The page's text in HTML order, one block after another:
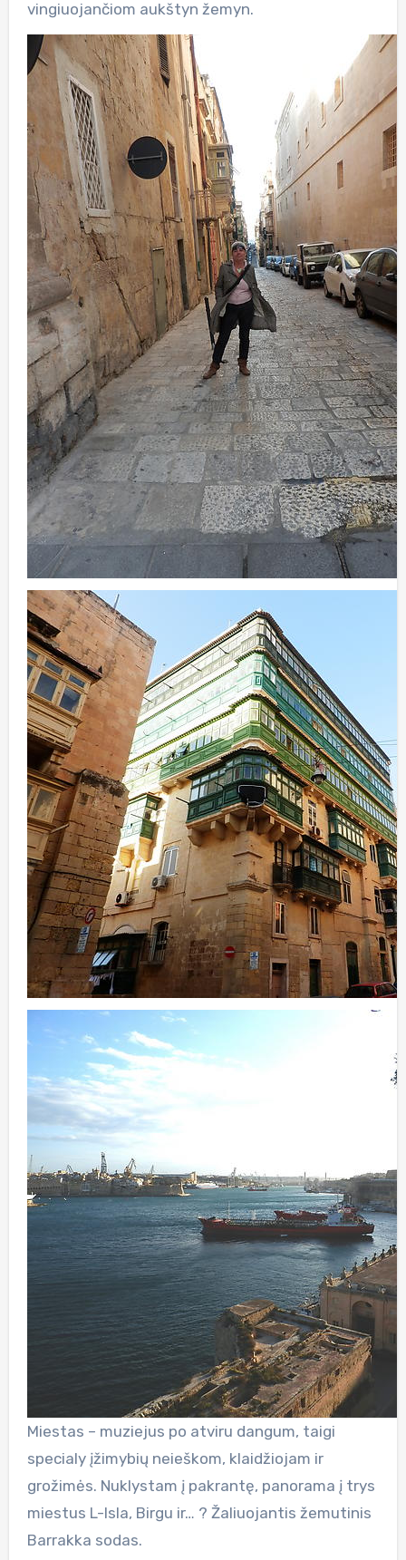
vingiuojančiom aukštyn žemyn.
Miestas – muziejus po atviru dangum, taigi
specialy įžimybių neieškom, klaidžiojam ir
grožimės. Nuklystam į pakrantę, panorama į trys
miestus L-Isla, Birgu ir… ? Žaliuojantis žemutinis
Barrakka sodas.